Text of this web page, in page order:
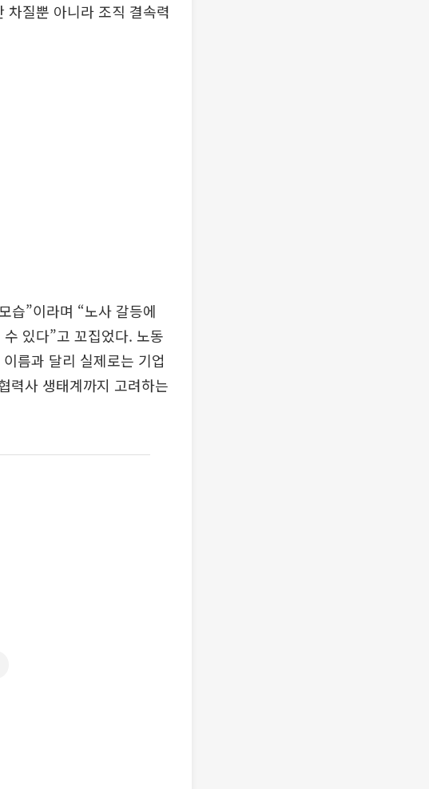
차질뿐 아니라 조직 결속력
습”이라며 “노사 갈등에
있다”고 꼬집었다. 노동
름과 달리 실제로는 기업
력사 생태계까지 고려하는